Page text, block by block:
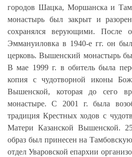
городов Шацка, Моршанска и
монастырь был закрыт и
сохранялся верующими. После
Эммануиловка в 1940-е гг. он
церковь. Вышенский монастырь
В мае 1999 г. в обитель была
копия с чудотворной иконы
Вышенской, которая до сего
монастыре. С 2001 г. была
традиция Крестных ходов с
Матери Казанской Вышенской.
образ был принесен на
отдел Уваровской епархии